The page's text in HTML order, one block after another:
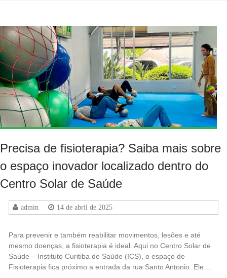
Precisa de fisioterapia? Saiba mais sobre
o espaço inovador localizado dentro do
Centro Solar de Saúde
admin 14 de abril de 2025
Para prevenir e também reabilitar movimentos, lesões e até
mesmo doenças, a fisioterapia é ideal. Aqui no Centro Solar de
Saúde – Instituto Curitiba de Saúde (ICS), o espaço de
Fisioterapia fica próximo a entrada da rua Santo Antonio. Ele…